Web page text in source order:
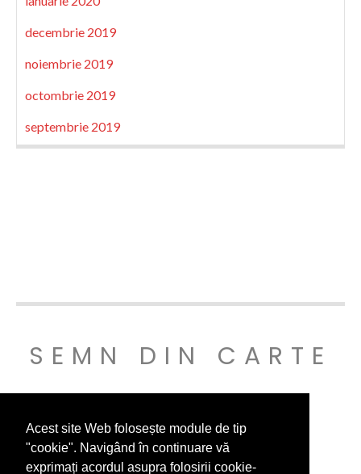
Acest site Web folosește module de tip
"cookie". Navigând în continuare vă
exprimați acordul asupra folosirii cookie-
decembrie 2019
noiembrie 2019
octombrie 2019
septembrie 2019
SEMN DIN CARTE